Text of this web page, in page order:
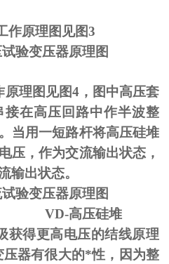
作原理图见图3
试验变压器原理图
原理图见图4 ，图中高压套
在高压回路中作半波整
当用一短路杆将高压硅堆
压，作为交流输出状态，
输出状态。
验变压器原理图
杆 VD-高压硅堆
获得更高电压的结线原理
压器有很大的*性，因为整